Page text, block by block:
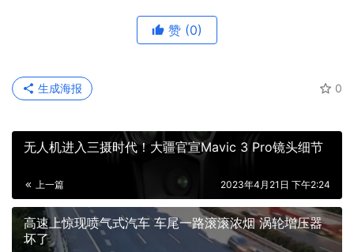
赞 (0)
0
生成海报
无人机进入三摄时代！大疆官宣Mavic 3 Pro镜头细节
上一篇 2023年4月21日 下午2:24
高速上惊现喷气式汽车 车尾一路滚滚浓烟 涡轮增压器
坏了